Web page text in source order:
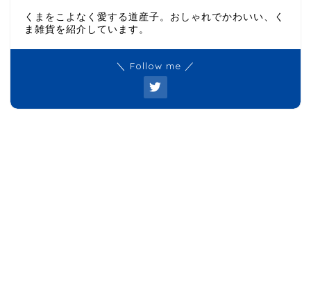
くまをこよなく愛する道産子。おしゃれでかわいい、く
ま雑貨を紹介しています。
＼ Follow me ／